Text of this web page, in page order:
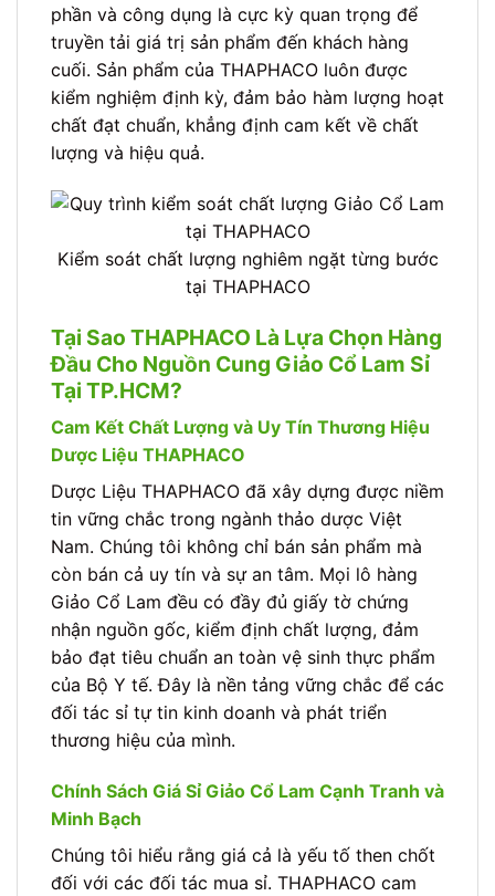
phần và công dụng là cực kỳ quan trọng để
truyền tải giá trị sản phẩm đến khách hàng
cuối. Sản phẩm của THAPHACO luôn được
kiểm nghiệm định kỳ, đảm bảo hàm lượng hoạt
chất đạt chuẩn, khẳng định cam kết về chất
lượng và hiệu quả.
Kiểm soát chất lượng nghiêm ngặt từng bước
tại THAPHACO
Tại Sao THAPHACO Là Lựa Chọn Hàng
Đầu Cho Nguồn Cung Giảo Cổ Lam Sỉ
Tại TP.HCM?
Cam Kết Chất Lượng và Uy Tín Thương Hiệu
Dược Liệu THAPHACO
Dược Liệu THAPHACO đã xây dựng được niềm
tin vững chắc trong ngành thảo dược Việt
Nam. Chúng tôi không chỉ bán sản phẩm mà
còn bán cả uy tín và sự an tâm. Mọi lô hàng
Giảo Cổ Lam đều có đầy đủ giấy tờ chứng
nhận nguồn gốc, kiểm định chất lượng, đảm
bảo đạt tiêu chuẩn an toàn vệ sinh thực phẩm
của Bộ Y tế. Đây là nền tảng vững chắc để các
đối tác sỉ tự tin kinh doanh và phát triển
thương hiệu của mình.
Chính Sách Giá Sỉ Giảo Cổ Lam Cạnh Tranh và
Minh Bạch
Chúng tôi hiểu rằng giá cả là yếu tố then chốt
đối với các đối tác mua sỉ. THAPHACO cam